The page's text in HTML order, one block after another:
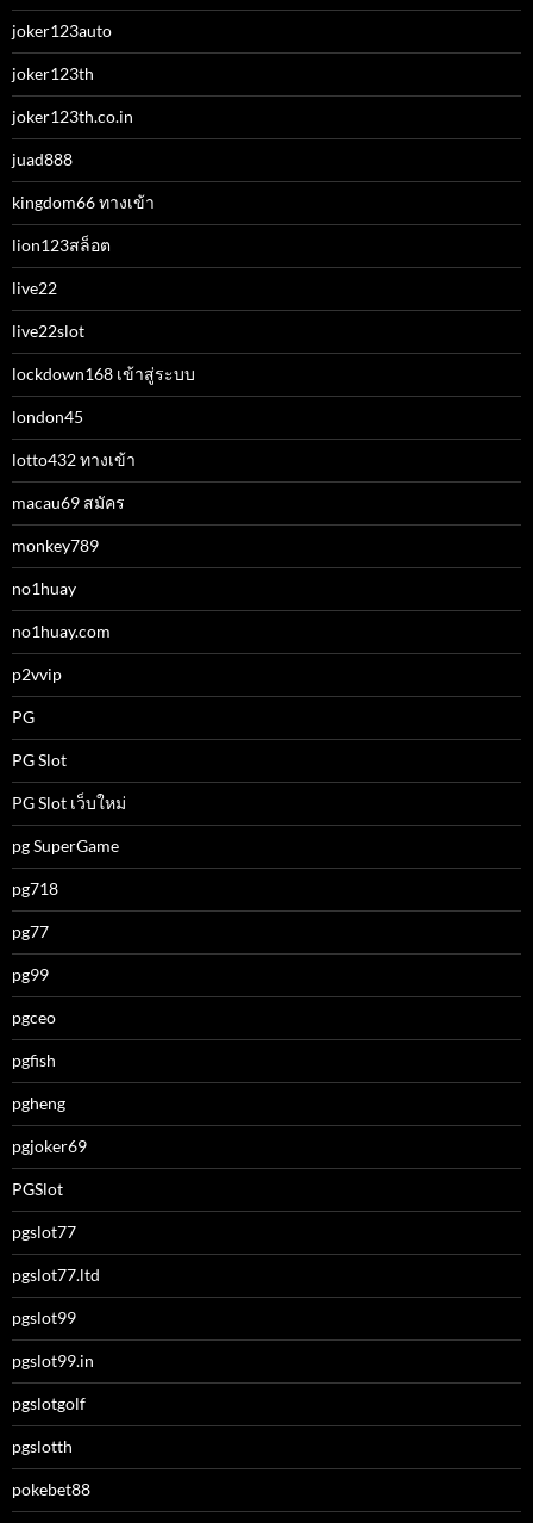
joker123auto
joker123th
joker123th.co.in
juad888
kingdom66 ทางเข้า
lion123สล็อต
live22
live22slot
lockdown168 เข้าสู่ระบบ
london45
lotto432 ทางเข้า
macau69 สมัคร
monkey789
no1huay
no1huay.com
p2vvip
PG
PG Slot
PG Slot เว็บใหม่
pg SuperGame
pg718
pg77
pg99
pgceo
pgfish
pgheng
pgjoker69
PGSlot
pgslot77
pgslot77.ltd
pgslot99
pgslot99.in
pgslotgolf
pgslotth
pokebet88